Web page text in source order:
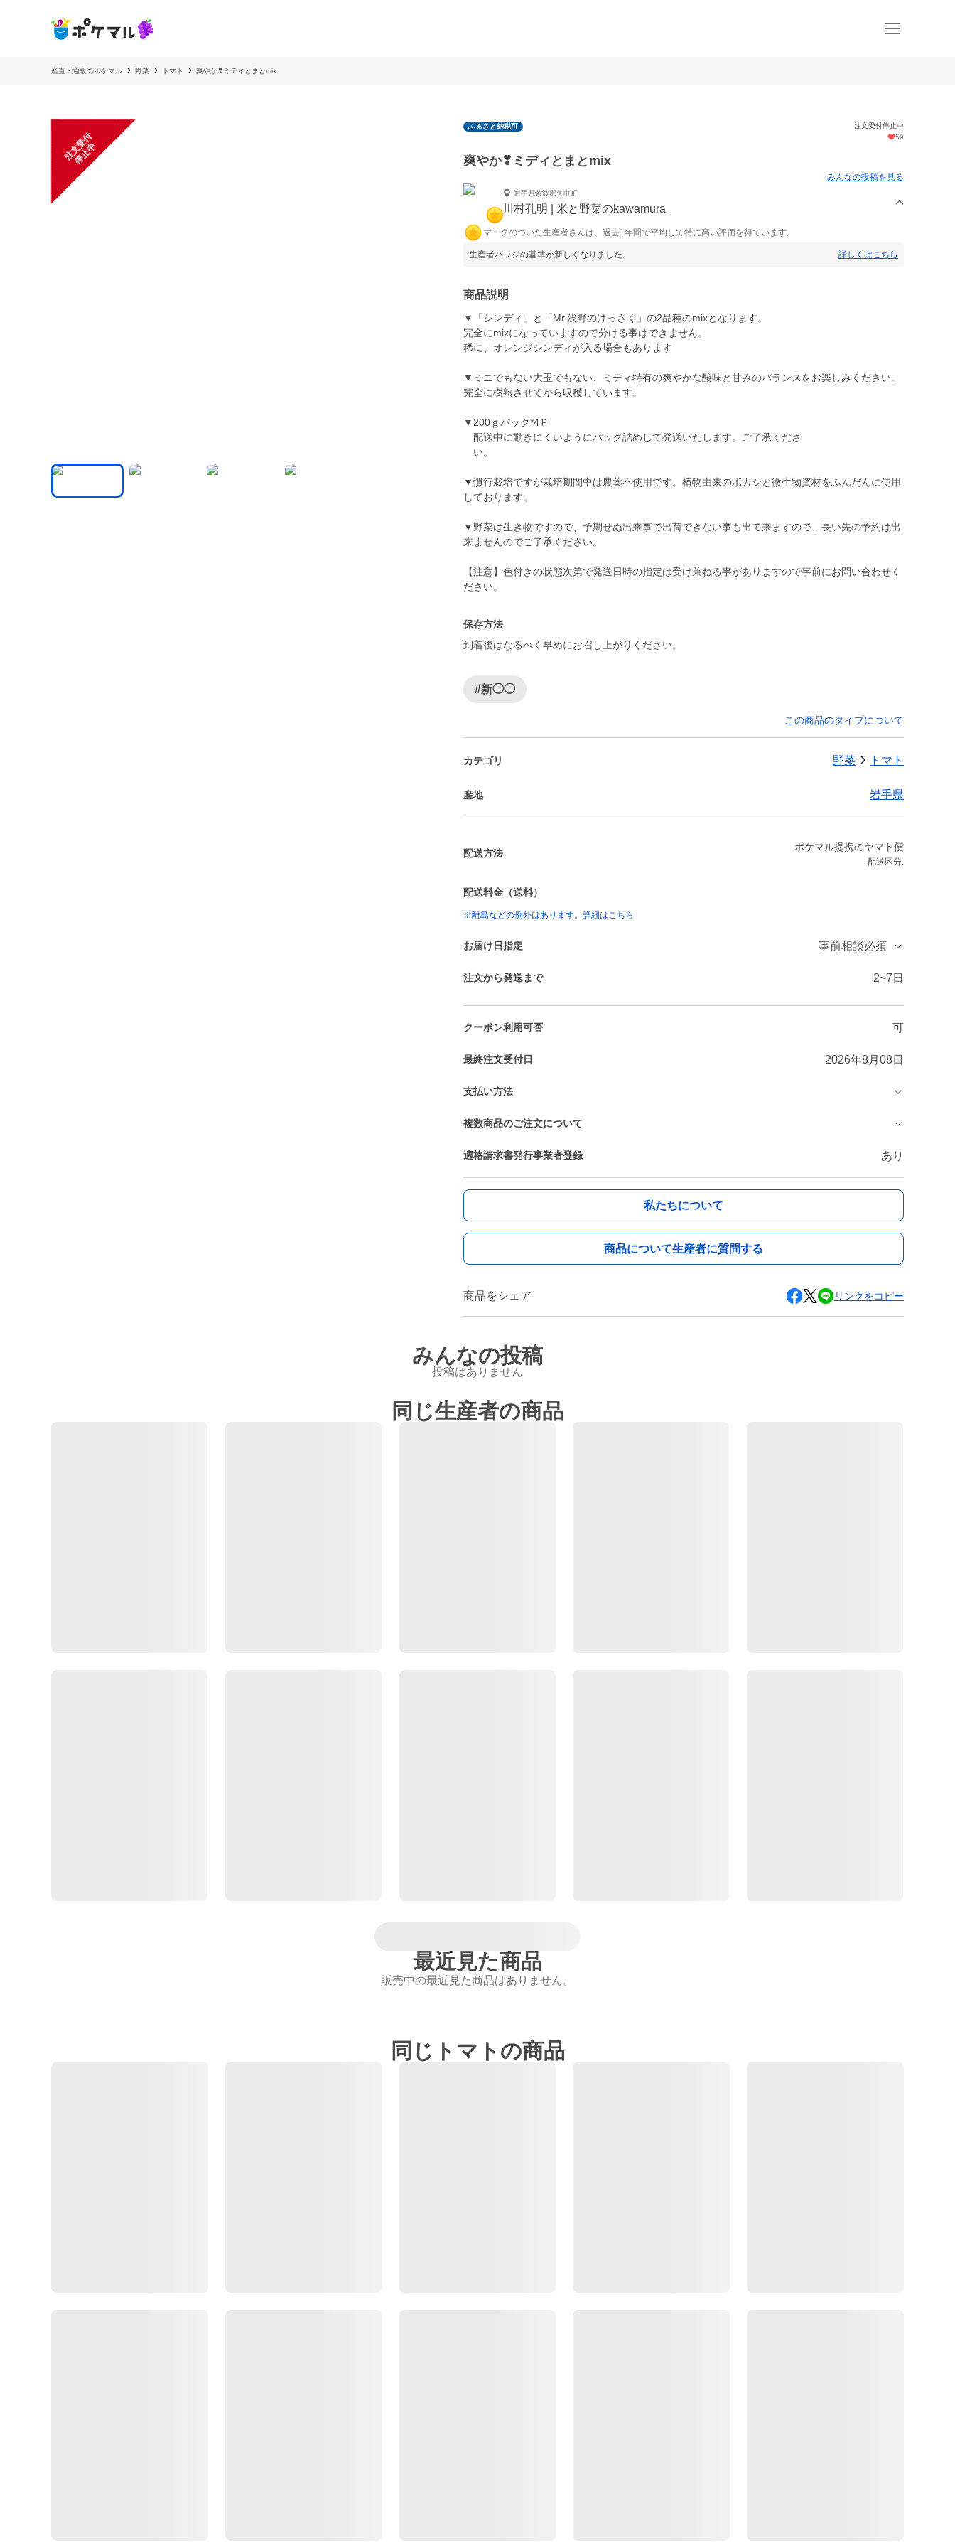
産直・通販のポケマル 野菜 トマト 爽やか❣ミディとまとmix
注
文
受
付
停
止
中
ふるさと納税可
注文受付停止中
59
爽やか❣ミディとまとmix
みんなの投稿を見る
岩手県紫波郡矢巾町
川村孔明 | 米と野菜のkawamura
マークのついた生産者さんは、過去1年間で平均して特に高い評価を得ています。
生産者バッジの基準が新しくなりました。 詳しくはこちら
商品説明
▼「シンディ」と「Mr.浅野のけっさく」の2品種のmixとなります。
完全にmixになっていますので分ける事はできません。
稀に、オレンジシンディが入る場合もあります
▼ミニでもない大玉でもない、ミディ特有の爽やかな酸味と甘みのバランスをお楽しみください。
完全に樹熟させてから収穫しています。
▼200ｇパック*4Ｐ
配送中に動きにくいようにパック詰めして発送いたします。ご了承くださ
い。
▼慣行栽培ですが栽培期間中は農薬不使用です。植物由来のボカシと微生物資材をふんだんに使用
しております。
▼野菜は生き物ですので、予期せぬ出来事で出荷できない事も出て来ますので、長い先の予約は出
来ませんのでご了承ください。
【注意】色付きの状態次第で発送日時の指定は受け兼ねる事がありますので事前にお問い合わせく
ださい。
保存方法
到着後はなるべく早めにお召し上がりください。
#新◯◯
この商品のタイプについて
カテゴリ 野菜 トマト
産地 岩手県
配送方法
ポケマル提携のヤマト便
配送区分:
配送料金（送料）
※離島などの例外はあります。詳細はこちら
お届け日指定 事前相談必須
注文から発送まで 2~7日
クーポン利用可否 可
最終注文受付日 2026年8月08日
支払い方法
複数商品のご注文について
適格請求書発行事業者登録 あり
私たちについて
商品について生産者に質問する
商品をシェア リンクをコピー
みんなの投稿
投稿はありません
同じ生産者の商品
最近見た商品
販売中の最近見た商品はありません。
同じトマトの商品